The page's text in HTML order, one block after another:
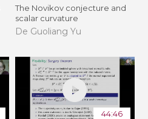
The Novikov conjecture and
scalar curvature
De Guoliang Yu
44:46